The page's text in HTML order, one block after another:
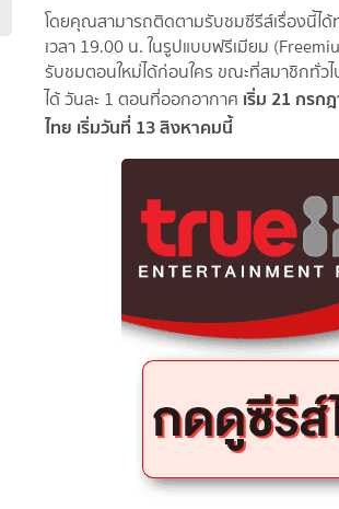
โดยคุณสามารถติดตามรับชมซีรีส์เรื่องนี้ไ
เวลา 19.00 น. ในรูปแบบฟรีเมียม
รับชมตอนใหม่ได้ก่อนใคร ขณะที่สมาชิกทั่ว
ได้ วันละ 1 ตอนที่ออกอากาศ เริ่ม 21 กรก
ไทย เริ่มวันที่ 13 สิงหาคมนี้